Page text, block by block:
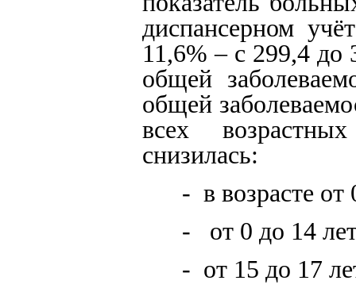
диспансерном
11,6% – с 299,4 до
общей
общей
всех
снизилась:
- в возрасте от
- от 0 до 14
- от 15 до 17